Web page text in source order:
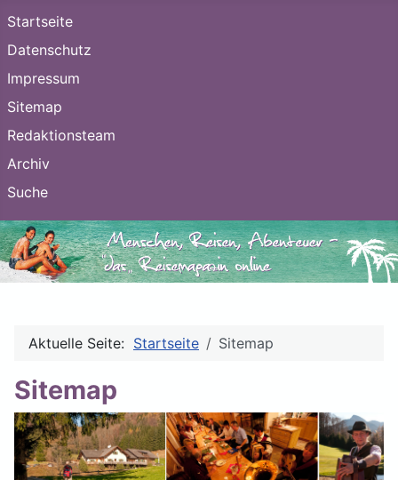
Startseite
Datenschutz
Impressum
Sitemap
Redaktionsteam
Archiv
Suche
Aktuelle Seite: Startseite Sitemap
Sitemap